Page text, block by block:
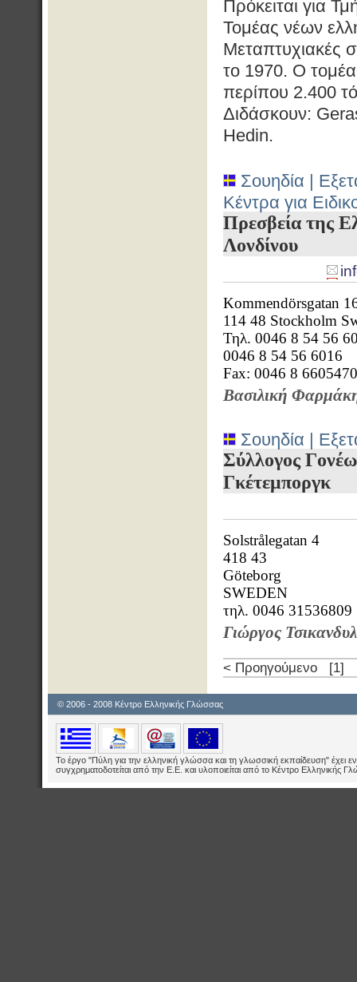
Πρόκειται για
Τομέας νέων
Μεταπτυχιακές
το 1970. Ο
περίπου 2.400
Διδάσκουν:
Hedin.
Σουηδία |
Κέντρα για
Πρεσβεία της
Λονδίνου
Kommendörsgatan
114 48 Stockholm
Τηλ. 0046 8 54 56
0046 8 54 56 6016
Fax: 0046 8 6605470
Βασιλική
Σουηδία |
Σύλλογος
Γκέτεμποργκ
Solstrålegatan 4
418 43
Göteborg
SWEDEN
τηλ. 0046 31536809
Γιώργος
< Προηγούμενο [1]
© 2006 - 2008 Κέντρο Ελληνικής Γλώσσας
Το έργο "Πύλη για την ελληνική γλώσσα και τη γλωσσική εκπαίδευση" έχει
συγχρηματοδοτείται από την Ε.E. και υλοποιείται από το Κέντρο Ελληνικής